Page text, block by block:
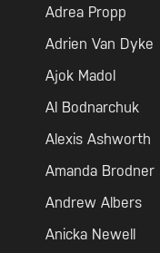
Adrea Propp
Adrien Van Dyke
Ajok Madol
Al Bodnarchuk
Alexis Ashworth
Amanda Brodner
Andrew Albers
Anicka Newell